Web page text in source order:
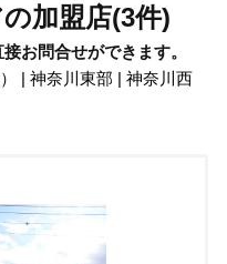
加盟店(3件)
お問合せができます。
| 神奈川東部 | 神奈川西